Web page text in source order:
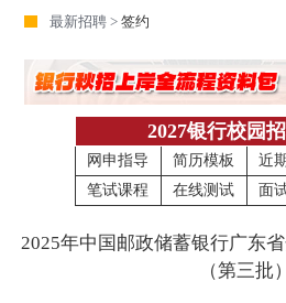
最新招聘 >签约
2027银行校园
网申指导 简历模板 近
笔试课程
在线测试 面
2025年中国邮政储蓄银行广东
（第三批）